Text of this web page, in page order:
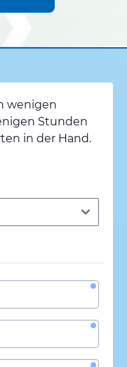
wenigen
Stunden
in der Hand.